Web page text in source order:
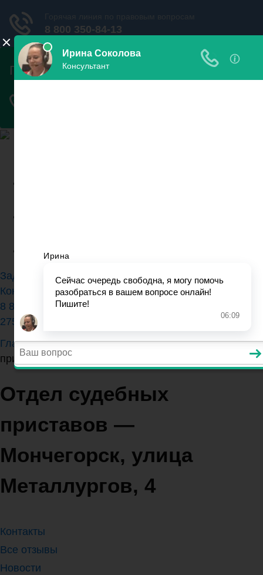
Новости
Задать вопрос юристу
Контакты
8 800 350-84-13 (доб.
275)
Главная>Мурманская область>Отдел судебных
приставов — Мончегорск, улица Металлургов, 4
Отдел судебных
приставов —
Мончегорск, улица
Металлургов, 4
Контакты
Все отзывы
Новости